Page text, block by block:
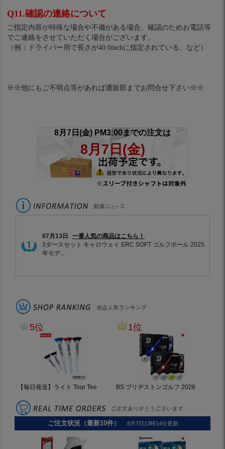
Q11.確認の連絡について
ご指定内容が特殊な場合や不備がある場合、確認のためお電話等
でご連絡をさせていただく場合がございます。
（例：ドライバー用で長さが40.0inchに指定されている、など）
※※他にもご不明点等があれば通販部までお問合せ下さい※※
※スリーブ付きシャフトは対象外